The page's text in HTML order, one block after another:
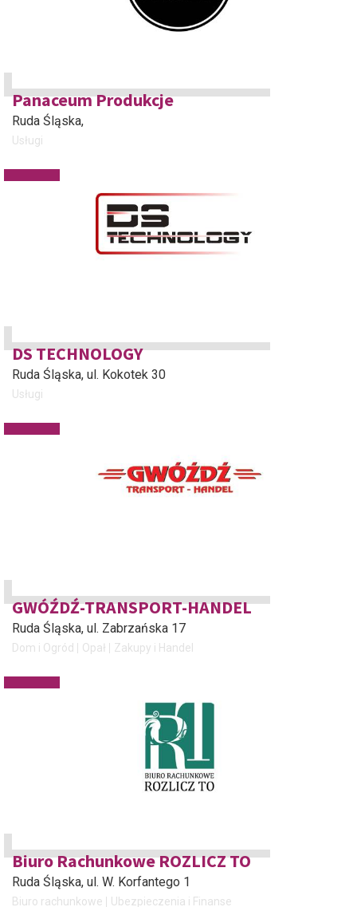
Panaceum Produkcje
Ruda Śląska,
Usługi
DS TECHNOLOGY
Ruda Śląska, ul. Kokotek 30
Usługi
GWÓŹDŹ-TRANSPORT-HANDEL
Ruda Śląska, ul. Zabrzańska 17
Dom i Ogród Opał Zakupy i Handel
Biuro Rachunkowe ROZLICZ TO
Ruda Śląska, ul. W. Korfantego 1
Biuro rachunkowe Ubezpieczenia i Finanse